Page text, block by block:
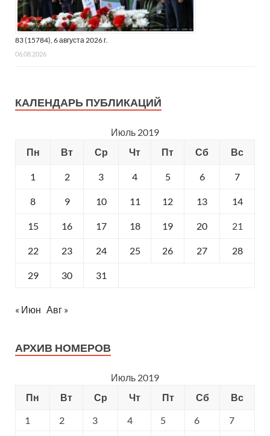
83 (15784), 6 августа 2026 г.
06.08.2026
КАЛЕНДАРЬ ПУБЛИКАЦИЙ
Июль 2019
Пн
Вт Ср Чт Пт Сб Вс
1 2 3 4 5 6 7
8 9 10 11 12 13 14
15 16 17 18 19 20 21
22 23 24 25 26 27 28
29 30 31
« Июн Авг »
АРХИВ НОМЕРОВ
Июль 2019
Пн
Вт Ср Чт Пт Сб
Вс
1
2 3 4 5 6
7